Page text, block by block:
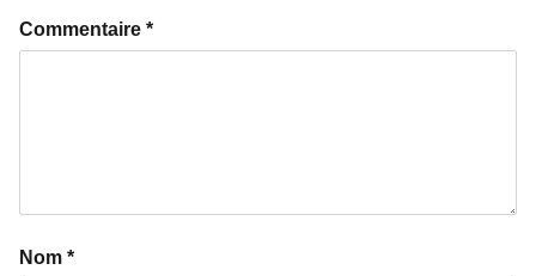
Commentaire *
Nom *